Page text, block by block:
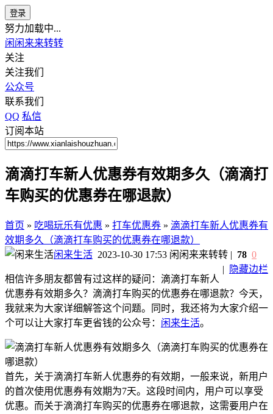
登录
努力加载中...
闲闲来来转转
关注
关注我们
公众号
联系我们
QQ 私信
订阅本站
滴滴打车新人优惠券有效期多久（滴滴打
车购买的优惠券在哪退款）
首页 » 吃喝玩乐有优惠 » 打车优惠券 » 滴滴打车新人优惠券有
效期多久（滴滴打车购买的优惠券在哪退款）
闲来生活 2023-10-30 17:53 闲闲来来转转
|
隐藏边栏
| 78 0
相信许多朋友都曾有过这样的疑问：滴滴打车新人
优惠券有效期多久？滴滴打车购买的优惠券在哪退款？今天，
我就来为大家详细解答这个问题。同时，我还将为大家介绍一
个可以让大家打车更省钱的公众号： 闲来生活。
首先，关于滴滴打车新人优惠券的有效期，一般来说，新用户
的首次使用优惠券有效期为7天。这段时间内，用户可以享受
优惠。而关于滴滴打车购买的优惠券在哪退款，这需要用户在